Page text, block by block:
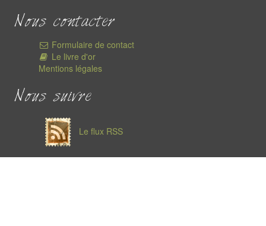
Nous contacter
Formulaire de contact
Le livre d'or
Mentions légales
Nous suivre
Le flux RSS